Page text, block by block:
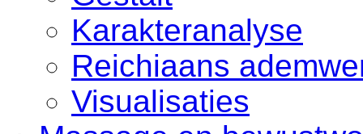
Karakteranalyse
Reichiaans
Visualisaties